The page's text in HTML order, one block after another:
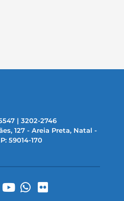
| 3202-2746
127 - Areia Preta, Natal -
59014-170